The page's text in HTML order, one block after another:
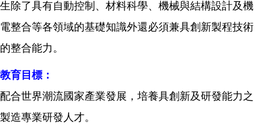
生除了具有自動控制、材料科學、機械與結構設計及機
電整合等各領域的基礎知識外還必須兼具創新製程技術
的整合能力。
教育目標：
配合世界潮流國家產業發展，培養具創新及研發能力之
製造專業研發人才。